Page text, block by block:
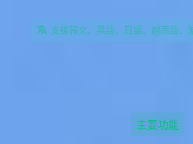
支援韓文、英語、日語、越南語、
主要功能